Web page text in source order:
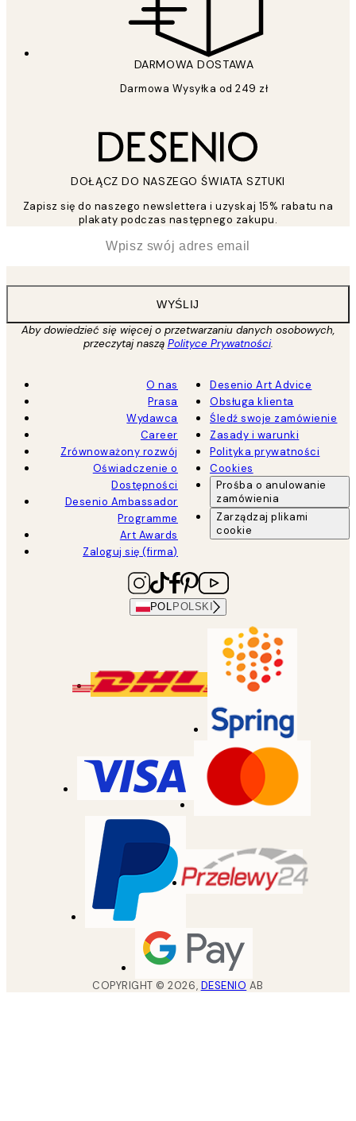
DARMOWA DOSTAWA
Darmowa Wysyłka od 249 zł
DOŁĄCZ DO NASZEGO ŚWIATA SZTUKI
Zapisz się do naszego newslettera i uzyskaj 15% rabatu na
plakaty podczas następnego zakupu.
WYŚLIJ
Aby dowiedzieć się więcej o przetwarzaniu danych osobowych,
przeczytaj naszą Polityce Prywatności.
O nas
Prasa
Wydawca
Career
Zrównoważony rozwój
Oświadczenie o
Dostępności
Desenio Ambassador
Programme
Art Awards
Zaloguj się (firma)
Desenio Art Advice
Obsługa klienta
Śledź swoje zamówienie
Zasady i warunki
Polityka prywatności
Cookies
Prośba o anulowanie
zamówienia
Zarządzaj plikami
cookie
POL POLSKI
COPYRIGHT ©2026, DESENIO AB